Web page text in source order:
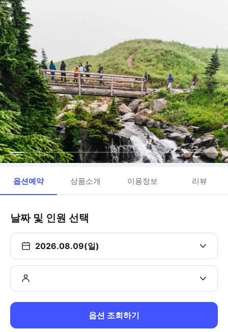
옵션예약 상품소개 이용정보 리뷰
날짜 및 인원 선택
2026.08.09(일)
옵션 조회하기